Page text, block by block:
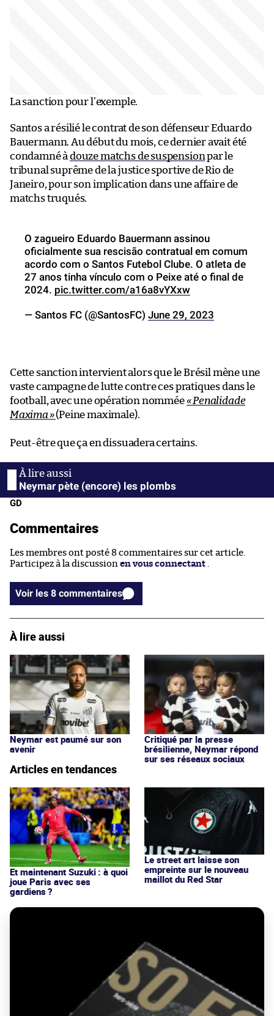
La sanction pour l’exemple.
Santos a résilié le contrat de son défenseur Eduardo
Bauermann. Au début du mois, ce dernier avait été
condamné àdouze matchs de suspensionpar le
tribunal suprême de la justice sportive de Rio de
Janeiro, pour son implication dans une affaire de
matchs truqués.
O zagueiro Eduardo Bauermann assinou
oficialmente sua rescisão contratual em comum
acordo com o Santos Futebol Clube. O atleta de
27 anos tinha vínculo com o Peixe até o final de
2024. pic.twitter.com/a16a8vYXxw
— Santos FC (@SantosFC) June 29, 2023
Cette sanction intervient alors que le Brésil mène une
vaste campagne de lutte contre ces pratiques dans le
football, avec une opération nommée« Penalidade
Maxima»(Peine maximale).
Peut-être que ça en dissuadera certains.
Neymar pète (encore) les plombs
GD
Commentaires
Les membres ont posté 8 commentaires sur cet article.
Participez à la discussion en vous connectant
Voir les 8 commentaires
À lire aussi
Neymar est paumé sur son
avenir
Critiqué par la presse
brésilienne, Neymar répond
sur ses réseaux sociaux
Articles en tendances
Et maintenant Suzuki : à quoi
joue Paris avec ses
gardiens ?
Le street art laisse son
empreinte sur le nouveau
maillot du Red Star